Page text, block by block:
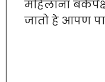
महिलांना
जातो हे आपण